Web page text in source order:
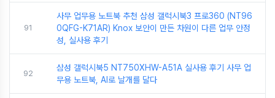
91
사무 업무용 노트북 추천 삼성 갤럭시북3 프로360 (NT96
0QFG-K71AR) Knox 보안이 만든 차원이 다른 업무 안정
성, 실사용 후기
92
삼성 갤럭시북5 NT750XHW-A51A 실사용 후기 사무 업
무용 노트북, AI로 날개를 달다